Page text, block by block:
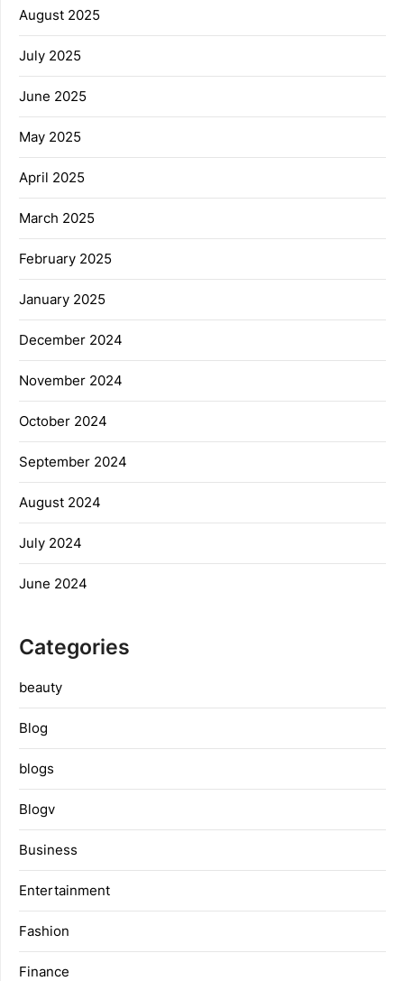
August 2025
July 2025
June 2025
May 2025
April 2025
March 2025
February 2025
January 2025
December 2024
November 2024
October 2024
September 2024
August 2024
July 2024
June 2024
Categories
beauty
Blog
blogs
Blogv
Business
Entertainment
Fashion
Finance